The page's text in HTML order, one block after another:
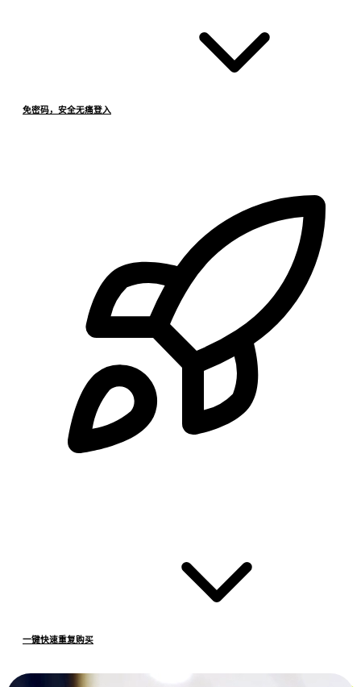
免密码，安全无痛登入
一键快速重复购买